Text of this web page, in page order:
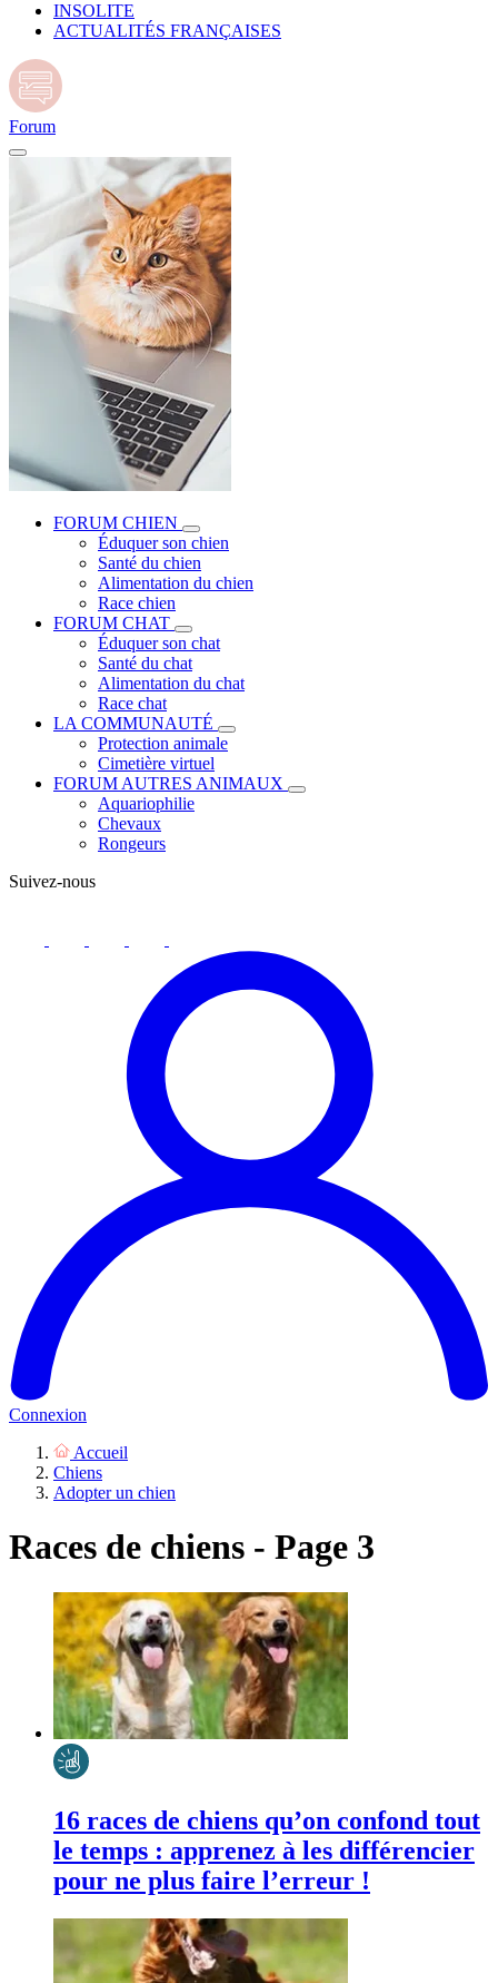
INSOLITE
ACTUALITÉS FRANÇAISES
Forum
FORUM CHIEN
Éduquer son chien
Santé du chien
Alimentation du chien
Race chien
FORUM CHAT
Éduquer son chat
Santé du chat
Alimentation du chat
Race chat
LA COMMUNAUTÉ
Protection animale
Cimetière virtuel
FORUM AUTRES ANIMAUX
Aquariophilie
Chevaux
Rongeurs
Suivez-nous
Connexion
Accueil
Chiens
Adopter un chien
Races de chiens - Page 3
16 races de chiens qu’on confond tout
le temps : apprenez à les différencier
pour ne plus faire l’erreur !